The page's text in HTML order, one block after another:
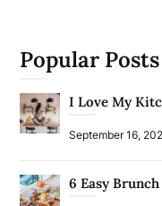
Popular Posts
I Love My
September 16,
6 Easy